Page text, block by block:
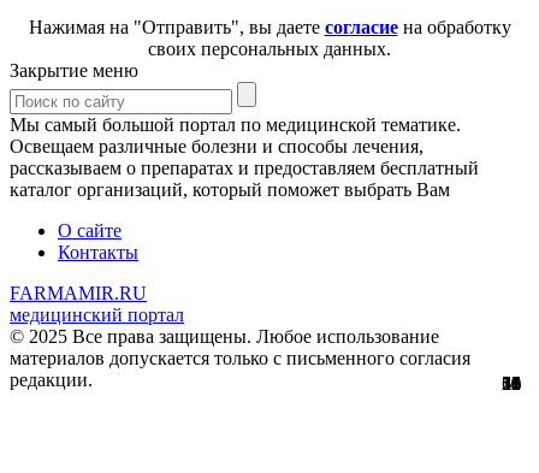
1
3
1
8
1
11
51
56
0
29
61
3
10
12
8
36
Нажимая на "Отправить", вы даете согласиена обработку
своих персональных данных.
Закрытие меню
Мы самый большой портал по медицинской тематике.
Освещаем различные болезни и способы лечения,
рассказываем о препаратах и предоставляем бесплатный
каталог организаций, который поможет выбрать Вам
О сайте
Контакты
FARMAMIR.RU
медицинский портал
© 2025 Все права защищены. Любое использование
материалов допускается только с письменного согласия
редакции.